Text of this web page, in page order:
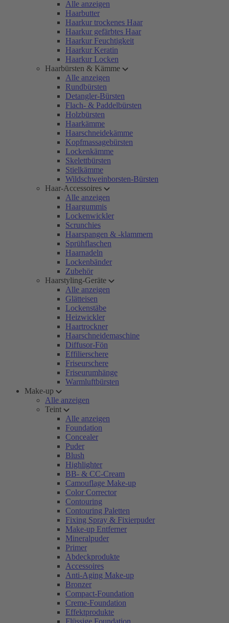
Alle anzeigen
Haarbutter
Haarkur trockenes Haar
Haarkur gefärbtes Haar
Haarkur Feuchtigkeit
Haarkur Keratin
Haarkur Locken
Haarbürsten & Kämme
Alle anzeigen
Rundbürsten
Detangler-Bürsten
Flach- & Paddelbürsten
Holzbürsten
Haarkämme
Haarschneidekämme
Kopfmassagebürsten
Lockenkämme
Skelettbürsten
Stielkämme
Wildschweinborsten-Bürsten
Haar-Accessoires
Alle anzeigen
Haargummis
Lockenwickler
Scrunchies
Haarspangen & -klammern
Sprühflaschen
Haarnadeln
Lockenbänder
Zubehör
Haarstyling-Geräte
Alle anzeigen
Glätteisen
Lockenstäbe
Heizwickler
Haartrockner
Haarschneidemaschine
Diffusor-Fön
Effilierschere
Friseurschere
Friseurumhänge
Warmluftbürsten
Make-up
Alle anzeigen
Teint
Alle anzeigen
Foundation
Concealer
Puder
Blush
Highlighter
BB- & CC-Cream
Camouflage Make-up
Color Corrector
Contouring
Contouring Paletten
Fixing Spray & Fixierpuder
Make-up Entferner
Mineralpuder
Primer
Abdeckprodukte
Accessoires
Anti-Aging Make-up
Bronzer
Compact-Foundation
Creme-Foundation
Effektprodukte
Flüssige Foundation